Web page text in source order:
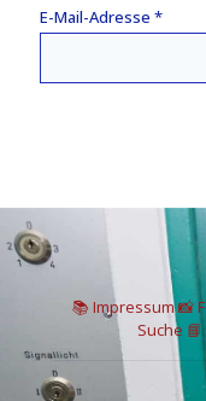
E-Mail-Adresse *
📚 Impressum📸
Suche